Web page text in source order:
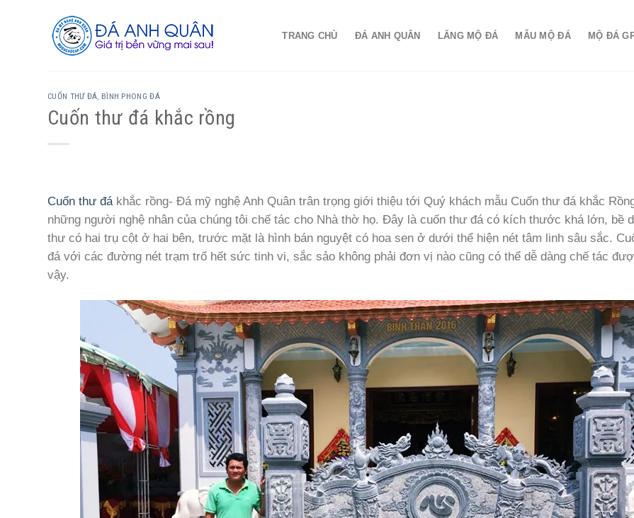
TRANG CHỦ ĐÁ ANH QUÂN LĂNG MỘ ĐÁ MẪU MỘ ĐÁ MỘ ĐÁ
CUỐN THƯ ĐÁ, BÌNH PHONG ĐÁ
Cuốn thư đá khắc rồng
Cuốn thư đákhắc rồng- Đá mỹ nghệ Anh Quân trân trọng giới thiệu tới Quý khách mẫu Cuốn thư đá khắc
những người nghệ nhân của chúng tôi chế tác cho Nhà thờ họ. Đây là cuốn thư đá có kích thước khá lớn, bề
thư có hai trụ cột ở hai bên, trước mặt là hình bán nguyệt có hoa sen ở dưới thể hiện nét tâm linh sâu sắc.
đá với các đường nét trạm trổ hết sức tinh vi, sắc sảo không phải đơn vị nào cũng có thể dễ dàng chế tác
vậy.